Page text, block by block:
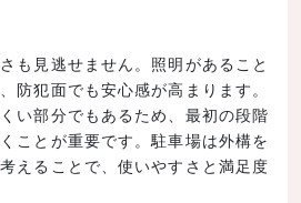
も見逃せません。照明があること
防犯面でも安心感が高まります。
い部分でもあるため、最初の段階
ことが重要です。駐車場は外構を
えることで、使いやすさと満足度